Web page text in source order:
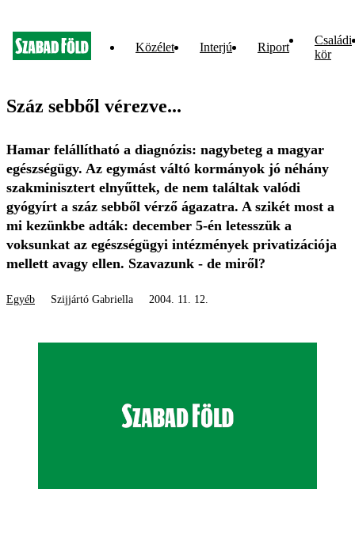
Közélet Interjú Riport
Családi
kör
Száz sebből vérezve...
Hamar felállítható a diagnózis: nagybeteg a magyar
egészségügy. Az egymást váltó kormányok jó néhány
szakminisztert elnyűttek, de nem találtak valódi
gyógyírt a száz sebből vérző ágazatra. A szikét most a
mi kezünkbe adták: december 5-én letesszük a
voksunkat az egészségügyi intézmények privatizációja
mellett avagy ellen. Szavazunk - de miről?
Egyéb Szijjártó Gabriella 2004. 11. 12.